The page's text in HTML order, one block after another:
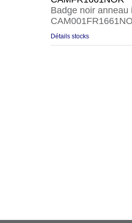
Badge noir anneau
Détails stocks